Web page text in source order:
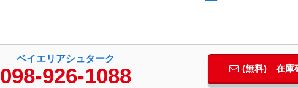
ベイエリアシュターク
098-926-1088 (無料) 在庫